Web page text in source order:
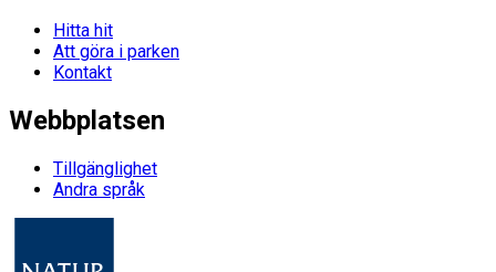
Hitta hit
Att göra i parken
Kontakt
Webbplatsen
Tillgänglighet
Andra språk